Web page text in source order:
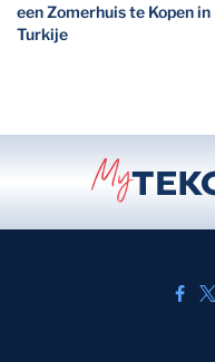
een Zomerhuis te Kopen in
Turkije